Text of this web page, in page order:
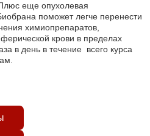
еще опухолевая
поможет легче перенести
химиопрепаратов,
крови в пределах
в день в течение всего курса